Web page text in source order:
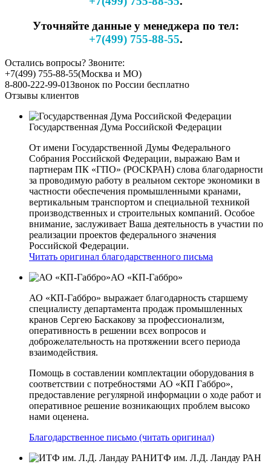
Уточняйте данные у менеджера по тел:
+7(499) 755-88-55.
Остались вопросы? Звоните:
+7(499) 755-88-55(Москва и МО)
8-800-222-99-01Звонок по России бесплатно
Отзывы клиентов
Государственная Дума Российской Федерации
От имени Государственной Думы Федерального
Собрания Российской Федерации, выражаю Вам и
партнерам ПК «ГПО» (РОСКРАН) слова благодарности
за проводимую работу в реальном секторе экономики в
частности обеспечения промышленными кранами,
вертикальным транспортом и специальной техникой
производственных и строительных компаний. Особое
внимание, заслуживает Ваша деятельность в участии по
реализации проектов федерального значения
Российской Федерации.
Читать оригинал благодарственного письма
АО «КП-Габбро»
АО «КП-Габбро» выражает благодарность старшему
специалисту департамента продаж промышленных
кранов Сергею Баскакову за профессионализм,
оперативность в решении всех вопросов и
доброжелательность на протяжении всего периода
взаимодействия.
Помощь в составлении комплектации оборудования в
соответствии с потребностями АО «КП­ Габбро»,
предоставление регулярной информации о ходе работ и
оперативное решение возникающих проблем высоко
нами оценена.
Благодарственное письмо (читать оригинал)
ИТФ им. Л.Д. Ландау РАН